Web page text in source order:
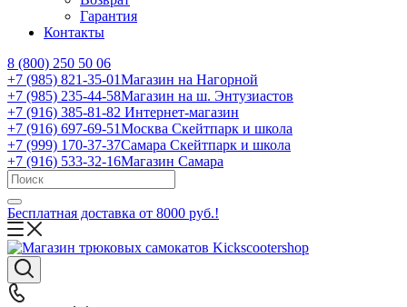
Гарантия
Контакты
8 (800) 250 50 06
+7 (985) 821-35-01Магазин на Нагорной
+7 (985) 235-44-58Магазин на ш. Энтузиастов
+7 (916) 385-81-82 Интернет-магазин
+7 (916) 697-69-51Москва Скейтпарк и школа
+7 (999) 170-37-37Самара Скейтпарк и школа
+7 (916) 533-32-16Магазин Самара
Бесплатная доставка от 8000 руб.!